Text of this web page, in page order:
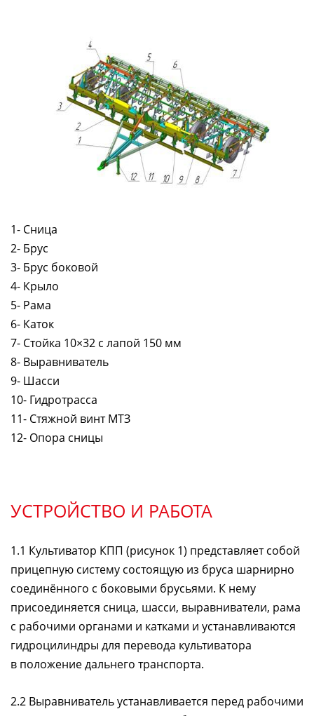
1- Сница
2- Брус
3- Брус боковой
4- Крыло
5- Рама
6- Каток
7- Стойка 10×32 с лапой 150 мм
8- Выравниватель
9- Шасси
10- Гидротрасса
11- Стяжной винт МТЗ
12- Опора сницы
УСТРОЙСТВО И РАБОТА
1.1 Культиватор КПП (рисунок 1) представляет собой
прицепную систему состоящую из бруса шарнирно
соединённого с боковыми брусьями. К нему
присоединяется сница, шасси, выравниватели, рама
с рабочими органами и катками и устанавливаются
гидроцилиндры для перевода культиватора
в положение дальнего транспорта.
2.2 Выравниватель устанавливается перед рабочими